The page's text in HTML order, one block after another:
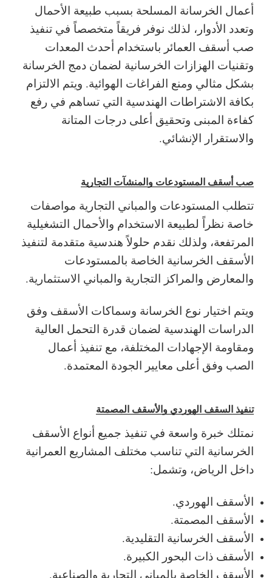
أعمال الخرسانة المسلحة بسبب طبيعة الأحمال
وتعدد الأدوار، لذلك نوفر فريقاً متخصصاً في تنفيذ
صب أسقف العمائر باستخدام أحدث المعدات
وتقنيات الهزازات الخرسانية لضمان دمج الخرسانة
بشكل مثالي ومنع الفراغات الهوائية. ويتم الالتزام
بكافة الاشتراطات الهندسية التي تساهم في رفع
كفاءة المبنى وتحقيق أعلى درجات المتانة
والاستقرار الإنشائي.
صب أسقف المستودعات والمنشآت التجارية
تتطلب المستودعات والمباني التجارية مواصفات
خاصة نظراً لطبيعة الاستخدام والأحمال التشغيلية
المرتفعة، ولذلك نقدم حلولاً هندسية متقدمة لتنفيذ
الأسقف الخرسانية الخاصة بالمستودعات
والمعارض والمراكز التجارية والمباني الاستثمارية.
ويتم اختيار نوع الخرسانة وسماكات الأسقف وفق
الدراسات الهندسية لضمان قدرة التحمل العالية
ومقاومة الإجهادات المختلفة، مع تنفيذ أعمال
الصب وفق أعلى معايير الجودة المعتمدة.
تنفيذ السقف الهوردي والأسقف المصمتة
نمتلك خبرة واسعة في تنفيذ جميع أنواع الأسقف
الخرسانية التي تناسب مختلف المشاريع العمرانية
داخل الرياض، وتشمل:
الأسقف الهوردي.
الأسقف المصمتة.
الأسقف الخرسانية التقليدية.
الأسقف ذات البحور الكبيرة.
الأسقف الخاصة بالمباني التجارية والصناعية.